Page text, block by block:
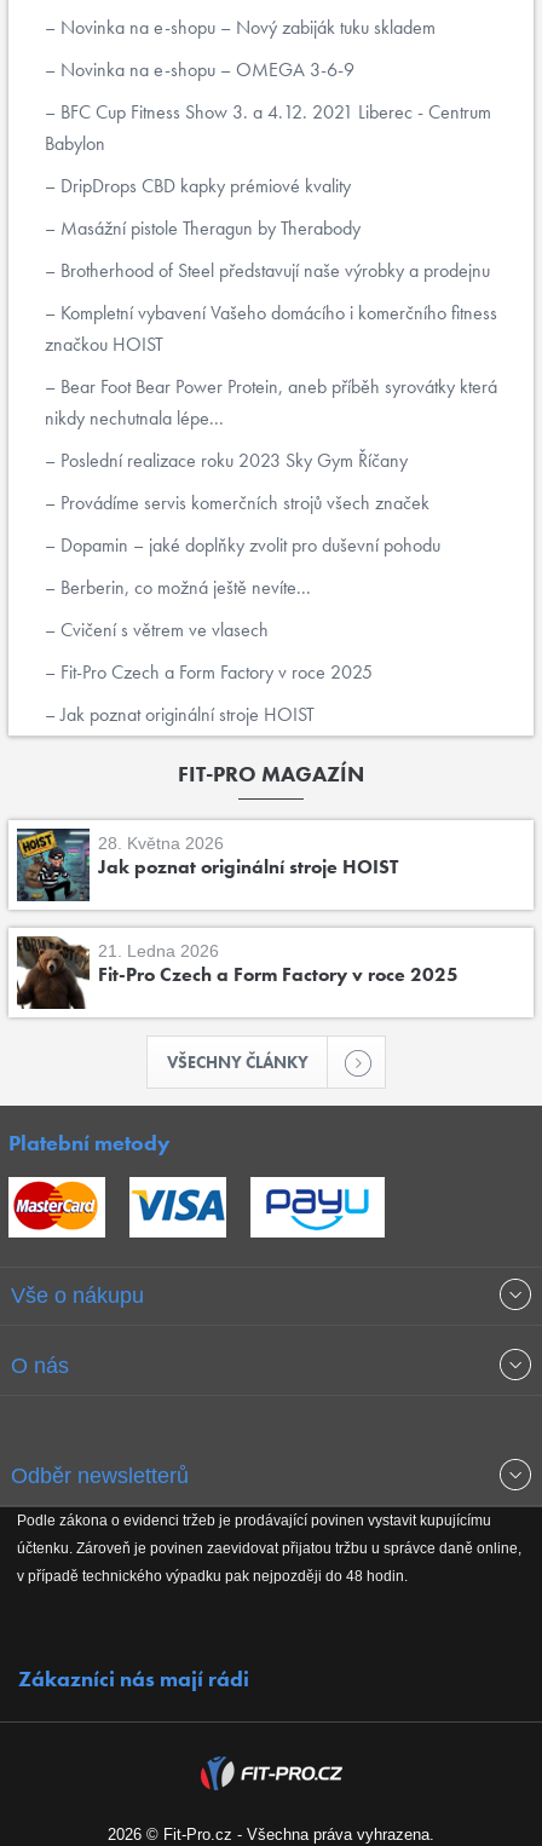
Novinka na e-shopu – Nový zabiják tuku skladem
Novinka na e-shopu – OMEGA 3-6-9
BFC Cup Fitness Show 3. a 4.12. 2021 Liberec - Centrum
Babylon
DripDrops CBD kapky prémiové kvality
Masážní pistole Theragun by Therabody
Brotherhood of Steel představují naše výrobky a prodejnu
Kompletní vybavení Vašeho domácího i komerčního fitness
značkou HOIST
Bear Foot Bear Power Protein, aneb příběh syrovátky která
nikdy nechutnala lépe...
Poslední realizace roku 2023 Sky Gym Říčany
Provádíme servis komerčních strojů všech značek
Dopamin – jaké doplňky zvolit pro duševní pohodu
Berberin, co možná ještě nevíte...
Cvičení s větrem ve vlasech
Fit-Pro Czech a Form Factory v roce 2025
Jak poznat originální stroje HOIST
FIT-PRO MAGAZÍN
28. Května 2026
Jak poznat originální stroje HOIST
21. Ledna 2026
Fit-Pro Czech a Form Factory v roce 2025
VŠECHNY ČLÁNKY
Platební metody
Vše o nákupu
Obchodní podmínky
Reklamační řád
O nás
Koho podporujeme
Odběr newsletterů
Získejte přehled o novinkách, slevách, akčním zboží a upozornění
na nové články v magazínu!
Podle zákona o evidenci tržeb je prodávající povinen vystavit kupujícímu
účtenku. Zároveň je povinen zaevidovat přijatou tržbu u správce daně online,
v případě technického výpadku pak nejpozději do 48 hodin.
Zákazníci nás mají rádi
2026 © Fit-Pro.cz - Všechna práva vyhrazena.